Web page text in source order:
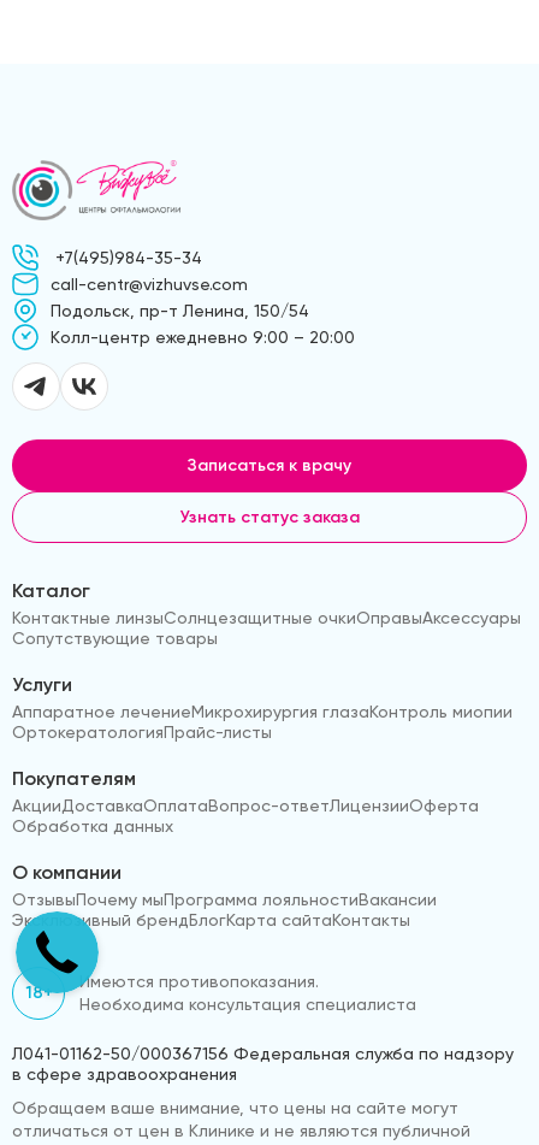
+7(495)984-35-34
call-centr@vizhuvse.com
Подольск, пр-т Ленина, 150/54
Kолл-центр ежедневно 9:00 – 20:00
Записаться к врачу
Узнать статус заказа
Каталог
Контактные линзыСолнцезащитные очкиОправыАксессуары
Сопутствующие товары
Услуги
Аппаратное лечениеМикрохирургия глазаКонтроль миопии
ОртокератологияПрайс-листы
Покупателям
АкцииДоставкаОплатаВопрос-ответЛицензииОферта
Обработка данных
О компании
ОтзывыПочему мыПрограмма лояльностиВакансии
Эксклюзивный брендБлогКарта сайтаКонтакты
18+
Имеются противопоказания.
Необходима консультация специалиста
Л041-01162-50/000367156 Федеральная служба по надзору
в сфере здравоохранения
Обращаем ваше внимание, что цены на сайте могут
отличаться от цен в Клинике и не являются публичной